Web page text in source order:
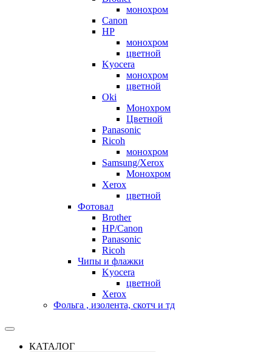
монохром
Canon
HP
монохром
цветной
Kyocera
монохром
цветной
Oki
Монохром
Цветной
Panasonic
Ricoh
монохром
Samsung/Xerox
Монохром
Xerox
цветной
Фотовал
Brother
HP/Canon
Panasonic
Ricoh
Чипы и флажки
Kyocera
цветной
Xerox
Фольга , изолента, скотч и тд
КАТАЛОГ